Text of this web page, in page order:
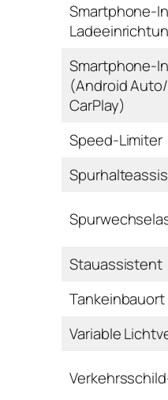
Smartphone-
Smartphone-
(Android
CarPlay)
Speed-Limiter
Stauassistent
Tankeinbauort
Variable